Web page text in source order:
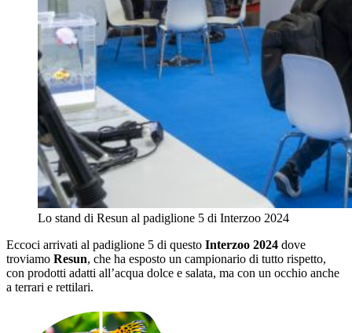
Lo stand di Resun al padiglione 5 di Interzoo 2024
Eccoci arrivati al padiglione 5 di questo Interzoo 2024 dove
troviamo Resun, che ha esposto un campionario di tutto rispetto,
con prodotti adatti all’acqua dolce e salata, ma con un occhio anche
a terrari e rettilari.